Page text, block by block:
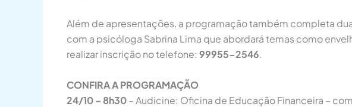
Além de apresentações, a programação também completa
com a psicóloga Sabrina Lima que abordará temas como
realizar inscrição no telefone: 99955-2546.
CONFIRA A PROGRAMAÇÃO
24/10 – 8h30– Audicine: Oficina de Educação Financeira –